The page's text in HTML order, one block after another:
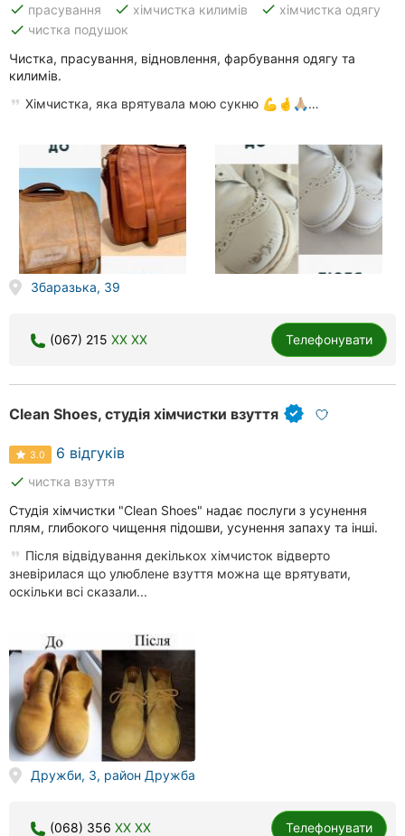
done прасування done хімчистка килимів done хімчистка одягу
done чистка подушок
Чистка, прасування, відновлення, фарбування одягу та
килимів.
Хімчистка, яка врятувала мою сукню 💪🤞🙏🏼…
Збаразька, 39
(067) 215 XX XX Телефонувати
Clean Shoes, студія хімчистки взуття
3.0 6 відгуків
done чистка взуття
Студія хімчистки "Clean Shoes" надає послуги з усунення
плям, глибокого чищення підошви, усунення запаху та інші.
Після відвідування декількох хімчисток відверто
зневірилася що улюблене взуття можна ще врятувати,
оскільки всі сказали...
Дружби, 3, район Дружба
(068) 356 XX XX Телефонувати